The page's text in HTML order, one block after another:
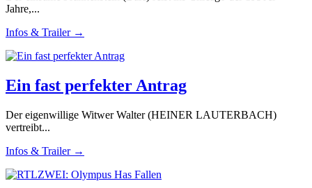
Jahre,...
Infos & Trailer →
Ein fast perfekter Antrag
Der eigenwillige Witwer Walter (HEINER LAUTERBACH)
vertreibt...
Infos & Trailer →